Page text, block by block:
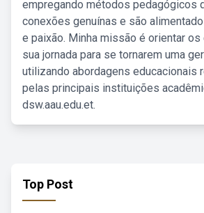
empregando métodos pedagógicos
conexões genuínas e são
e paixão. Minha missão é orientar
sua jornada para se tornarem uma
utilizando abordagens educacionais
pelas principais instituições
dsw.aau.edu.et.
Top Post